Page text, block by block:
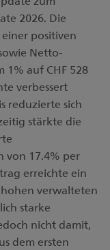
2026. Die
positiven
Netto-
1% auf CHF 528
verbessert
reduzierte sich
stärkte die
von 17.4% per
erreichte ein
verwalteten
starke
nicht damit,
dem ersten